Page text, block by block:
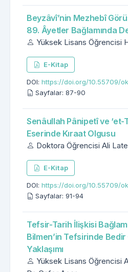
Beyzâvî’nin Mezhebî
89. Âyetler Bağlamında
Yüksek Lisans Öğrencisi
E-Kitap
DOI: https://doi.org/10.55709/
Sayfalar: 87-90
Senâullah Pânipetî ve ‘et-
Eserinde Kıraat Olgusu
Doktora Öğrencisi Ali
E-Kitap
DOI: https://doi.org/10.55709/
Sayfalar: 91-94
Tefsir-Tarih İlişkisi
Bilmen’in Tefsirinde Bedir
Yaklaşımı
Yüksek Lisans Öğrencisi